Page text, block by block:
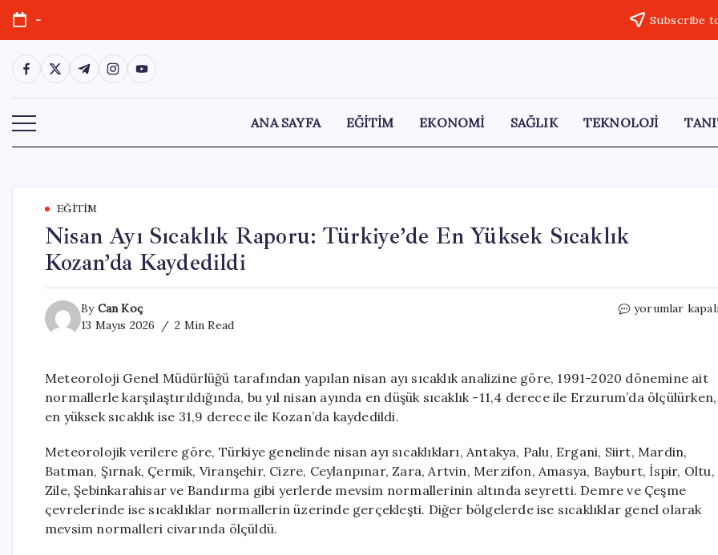
Skip
content
- Subscribe
https://www.facebook.com/
https://twitter.com/
https://t.me/
https://www.instagram.com/
https://youtube.com/
ANA SAYFA EĞİTİM EKONOMİ SAĞLIK TEKNOLOJİ
EĞITIM
Nisan Ayı Sıcaklık Raporu: Türkiye’de En Yüksek Sıcaklık
Kozan’da Kaydedildi
By Can Koç
13 Mayıs 2026
2 Min Read
Nisan
Türkiye’de
En
Yüksek
Kaydedildi
için
yorumlar
Meteoroloji Genel Müdürlüğü tarafından yapılan nisan ayı sıcaklık analizine göre, 1991-2020 dönemine ait
normallerle karşılaştırıldığında, bu yıl nisan ayında en düşük sıcaklık -11,4 derece ile Erzurum’da ölçülürken,
en yüksek sıcaklık ise 31,9 derece ile Kozan’da kaydedildi.
Meteorolojik verilere göre, Türkiye genelinde nisan ayı sıcaklıkları, Antakya, Palu, Ergani, Siirt, Mardin,
Batman, Şırnak, Çermik, Viranşehir, Cizre, Ceylanpınar, Zara, Artvin, Merzifon, Amasya, Bayburt, İspir, Oltu,
Zile, Şebinkarahisar ve Bandırma gibi yerlerde mevsim normallerinin altında seyretti. Demre ve Çeşme
çevrelerinde ise sıcaklıklar normallerin üzerinde gerçekleşti. Diğer bölgelerde ise sıcaklıklar genel olarak
mevsim normalleri civarında ölçüldü.